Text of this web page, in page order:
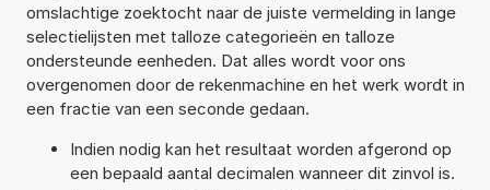
omslachtige zoektocht naar de juiste vermelding in lange
selectielijsten met talloze categorieën en talloze
ondersteunde eenheden. Dat alles wordt voor ons
overgenomen door de rekenmachine en het werk wordt in
een fractie van een seconde gedaan.
Indien nodig kan het resultaat worden afgerond op
een bepaald aantal decimalen wanneer dit zinvol is.